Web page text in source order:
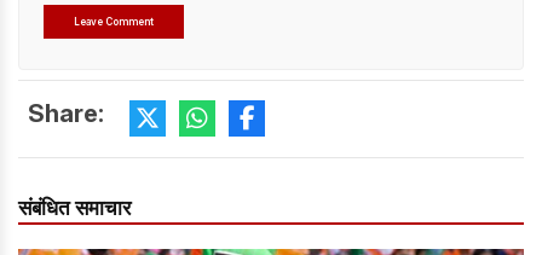
Share:
संबंधित समाचार